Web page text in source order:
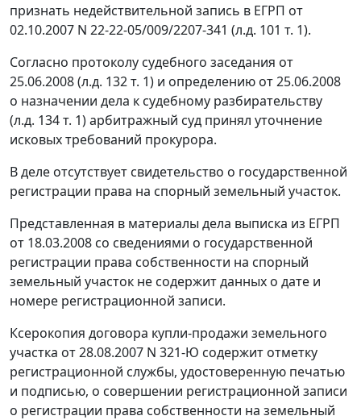
признать недействительной запись в ЕГРП от
02.10.2007 N 22-22-05/009/2207-341 (л.д. 101 т. 1).
Согласно протоколу судебного заседания от
25.06.2008 (л.д. 132 т. 1) и определению от 25.06.2008
о назначении дела к судебному разбирательству
(л.д. 134 т. 1) арбитражный суд принял уточнение
исковых требований прокурора.
В деле отсутствует свидетельство о государственной
регистрации права на спорный земельный участок.
Представленная в материалы дела выписка из ЕГРП
от 18.03.2008 со сведениями о государственной
регистрации права собственности на спорный
земельный участок не содержит данных о дате и
номере регистрационной записи.
Ксерокопия договора купли-продажи земельного
участка от 28.08.2007 N 321-Ю содержит отметку
регистрационной службы, удостоверенную печатью
и подписью, о совершении регистрационной записи
о регистрации права собственности на земельный